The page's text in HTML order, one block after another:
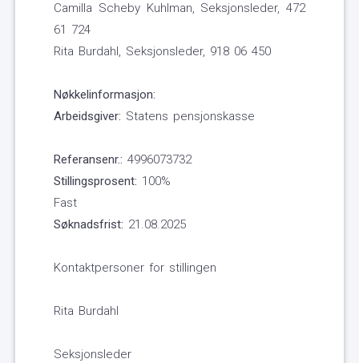
Camilla Scheby Kuhlman, Seksjonsleder, 472
61 724
Rita Burdahl, Seksjonsleder, 918 06 450
Nøkkelinformasjon:
Arbeidsgiver: Statens pensjonskasse
Referansenr.: 4996073732
Stillingsprosent: 100%
Fast
Søknadsfrist: 21.08.2025
Kontaktpersoner for stillingen
Rita Burdahl
Seksjonsleder